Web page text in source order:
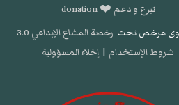
تبرع و دعم ❤️ donation
مرخص تحت رخصة المشاع الإبداعي 3.0
شروط الإستخدام | إخلاء المسؤولية